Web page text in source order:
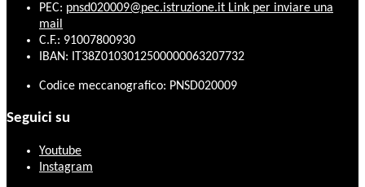
PEC: pnsd020009@pec.istruzione.it Link per inviare una
mail
C.F.: 91007800930
IBAN: IT38Z0103012500000063207732
Codice meccanografico: PNSD020009
Seguici su
Youtube
Instagram